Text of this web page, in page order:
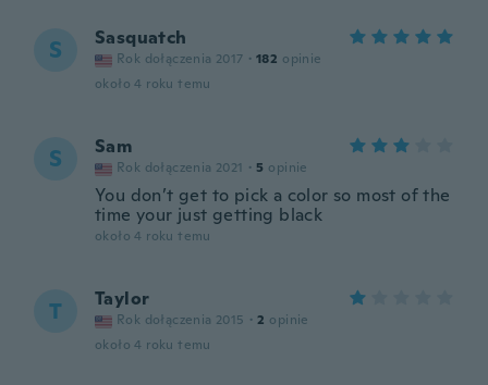
S Sasquatch
Rok dołączenia 2017 · 182 opinie
około 4 roku temu
S Sam
Rok dołączenia 2021 · 5 opinie
You don’t get to pick a color so most of the
time your just getting black
około 4 roku temu
T Taylor
Rok dołączenia 2015 · 2 opinie
około 4 roku temu